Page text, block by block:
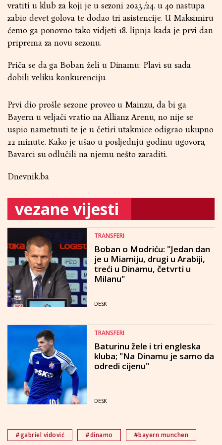
vratiti u klub za koji je u sezoni 2023./24. u 40 nastupa
zabio devet golova te dodao tri asistencije. U Maksimiru
ćemo ga ponovno tako vidjeti 18. lipnja kada je prvi dan
priprema za novu sezonu.
Priča se da ga Boban želi u Dinamu: Plavi su sada
dobili veliku konkurenciju
Prvi dio prošle sezone proveo u Mainzu, da bi ga
Bayern u veljači vratio na Allianz Arenu, no nije se
uspio nametnuti te je u četiri utakmice odigrao ukupno
22 minute. Kako je ušao u posljednju godinu ugovora,
Bavarci su odlučili na njemu nešto zaraditi.
Dnevnik.ba
vezane vijesti
TRANSFERI
Boban o Modriću: "Jedan dan
je u Miamiju, drugi u Arabiji,
treći u Dinamu, četvrti u
Milanu"
DESK
TRANSFERI
Baturinu žele i tri engleska
kluba; "Na Dinamu je samo da
odredi cijenu"
DESK
#gabriel vidović #dinamo
#bayern munchen